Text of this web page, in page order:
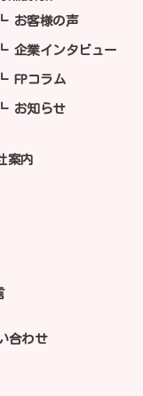
お客様の声
企業インタビュー
FPコラム
お知らせ
案内
合わせ